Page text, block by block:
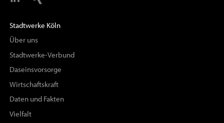
Stadtwerke Köln
Über uns
Stadtwerke-Verbund
Daseinsvorsorge
Wirtschaftskraft
Daten und Fakten
Vielfalt